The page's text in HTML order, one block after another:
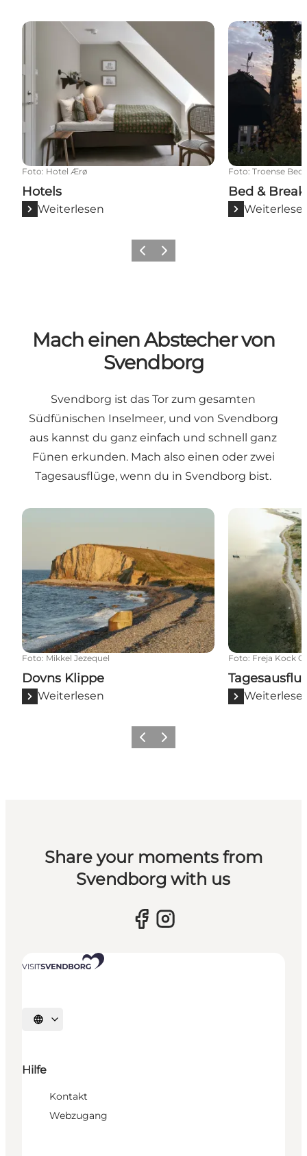
Hotels
Foto: Hotel Ærø
Hotels
Weiterlesen
Bed &
Foto: Troense Bed
Bed &
Vorherige Folie
Nächste Folie
Mach einen Abstecher von
Svendborg
Svendborg ist das Tor zum gesamten
Südfünischen Inselmeer, und von Svendborg
aus kannst du ganz einfach und schnell ganz
Fünen erkunden. Mach also einen oder zwei
Tagesausflüge, wenn du in Svendborg bist.
Dovns Klippe
Foto: Mikkel Jezequel
Dovns Klippe
Weiterlesen
Foto: Freja Kock
Vorherige Folie
Nächste Folie
Share your moments from
Svendborg with us
Sprache auswählen
Hilfe
Kontakt
Webzugang